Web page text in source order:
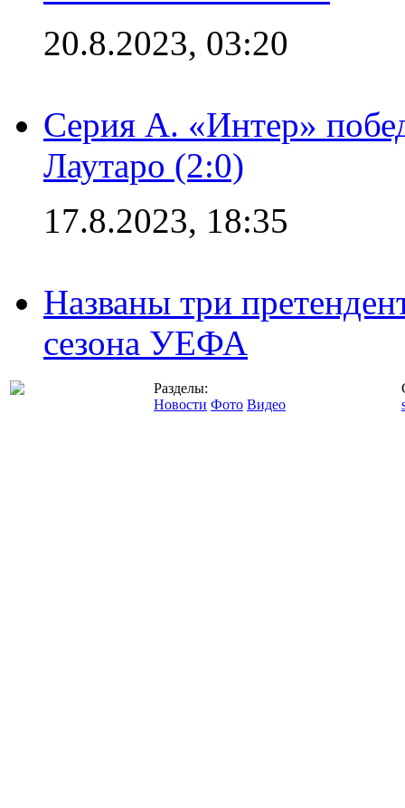
20.8.2023, 03:20
Серия А. «Интер»
Лаутаро (2:0)
17.8.2023, 18:35
Названы три
сезона УЕФА
Разделы:
Новости Фото Видео